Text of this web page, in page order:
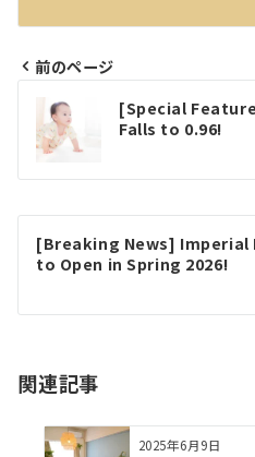
稿
ナ
ビ
ゲ
ー
シ
ン
前のページ
[Special
Falls to 0.96!
[Breaking News]
to Open in Spring 2026!
関連記事
2025年6月9日